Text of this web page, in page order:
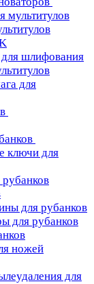
мультитулов
шлифования
для
ключи для
для рубанков
для рубанков
ножей
для